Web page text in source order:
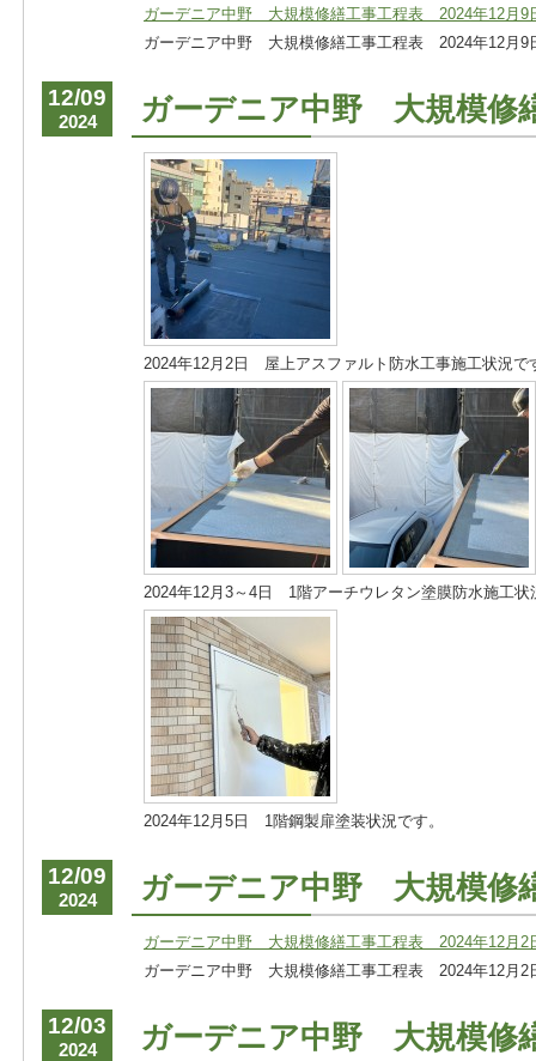
ガーデニア中野 大規模修繕工事工程表 2024年12月9
ガーデニア中野 大規模修繕工事工程表 2024年12月9
12/09
2024 ガーデニア中野 大規模修
2024年12月2日 屋上アスファルト防水工事施工状況で
2024年12月3～4日 1階アーチウレタン塗膜防水施工状
2024年12月5日 1階鋼製扉塗装状況です。
12/09
2024 ガーデニア中野 大規模修
ガーデニア中野 大規模修繕工事工程表 2024年12月2
ガーデニア中野 大規模修繕工事工程表 2024年12月2
12/03
2024 ガーデニア中野 大規模修